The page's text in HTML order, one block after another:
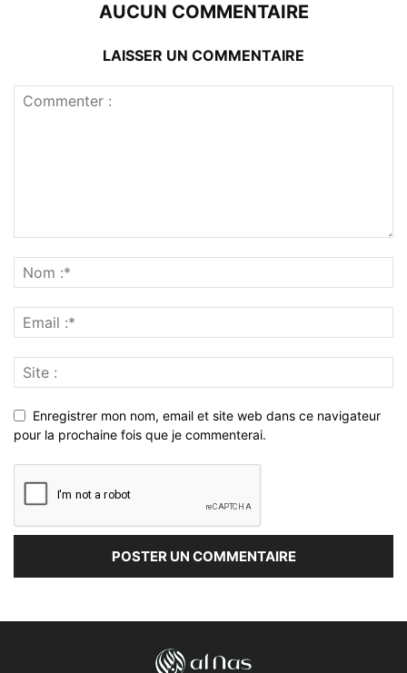
AUCUN COMMENTAIRE
LAISSER UN COMMENTAIRE
Enregistrer mon nom, email et site web dans ce navigateur
pour la prochaine fois que je commenterai.